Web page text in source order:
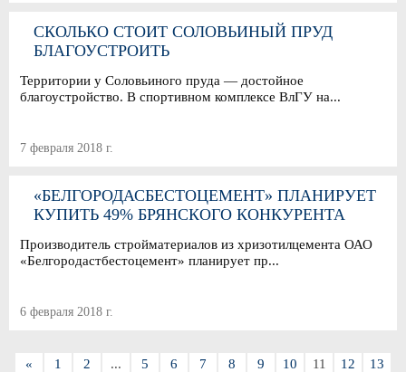
СКОЛЬКО СТОИТ СОЛОВЬИНЫЙ ПРУД
БЛАГОУСТРОИТЬ
Территории у Соловьиного пруда — достойное
благоустройство. В спортивном комплексе ВлГУ на...
7 февраля 2018 г.
«БЕЛГОРОДАСБЕСТОЦЕМЕНТ» ПЛАНИРУЕТ
КУПИТЬ 49% БРЯНСКОГО КОНКУРЕНТА
Производитель стройматериалов из хризотилцемента ОАО
«Белгородастбестоцемент» планирует пр...
6 февраля 2018 г.
« 1 2 ... 5 6 7 8 9 10 11 12 13